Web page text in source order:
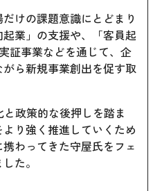
けの課題意識にとどまり
業」の支援や、「客員起
証事業などを通じて、企
ら新規事業創出を促す取
政策的な後押しを踏ま
り強く推進していくため
わってきた守屋氏をフェ
た。